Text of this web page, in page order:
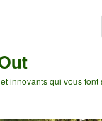
innovants qui vous font